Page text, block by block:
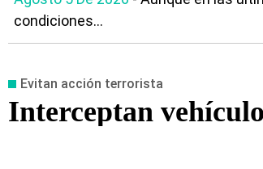
condiciones...
Evitan acción terrorista
Interceptan